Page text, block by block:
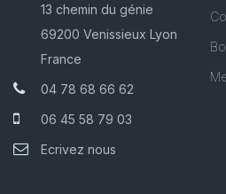
13 chemin du génie
69200 Venissieux Lyon
France
04 78 68 66 62
06 45 58 79 03
Ecrivez nous